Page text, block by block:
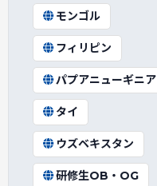
モンゴル
フィリピン
パプアニューギニア
タイ
ウズベキスタン
研修生OB・OG